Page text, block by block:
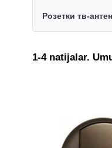
Розетки тв-
1-4 natijalar.